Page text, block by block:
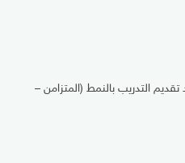
التدريب بالنمط (المتزامن –